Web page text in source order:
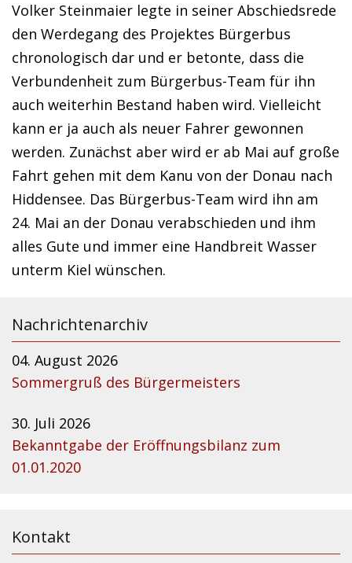
Volker Steinmaier legte in seiner Abschiedsrede
den Werdegang des Projektes Bürgerbus
chronologisch dar und er betonte, dass die
Verbundenheit zum Bürgerbus-Team für ihn
auch weiterhin Bestand haben wird. Vielleicht
kann er ja auch als neuer Fahrer gewonnen
werden. Zunächst aber wird er ab Mai auf große
Fahrt gehen mit dem Kanu von der Donau nach
Hiddensee. Das Bürgerbus-Team wird ihn am
24. Mai an der Donau verabschieden und ihm
alles Gute und immer eine Handbreit Wasser
unterm Kiel wünschen.
Nachrichtenarchiv
04. August 2026
Sommergruß des Bürgermeisters
30. Juli 2026
Bekanntgabe der Eröffnungsbilanz zum
01.01.2020
Kontakt